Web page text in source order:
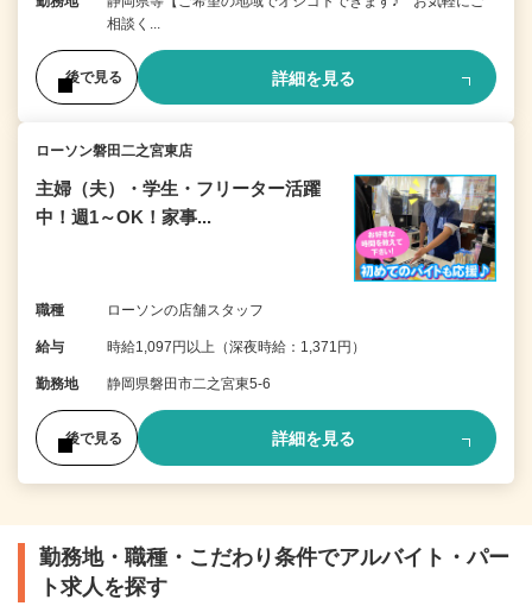
相談く...
後で見る 詳細を見る
ローソン磐田二之宮東店
主婦（夫）・学生・フリーター活躍
中！週1～OK！家事...
職種 ローソンの店舗スタッフ
給与 時給1,097円以上（深夜時給：1,371円）
勤務地 静岡県磐田市二之宮東5-6
後で見る 詳細を見る
勤務地・職種・こだわり条件でアルバイト・パー
ト求人を探す